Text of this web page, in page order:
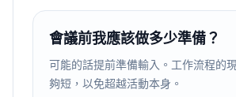
會議前我應該做多少準備？
可能的話提前準備輸入。工作流程的
夠短，以免超越活動本身。